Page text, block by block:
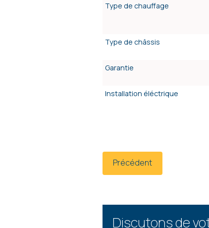
Type de chauffage
Type de châssis
Garantie
Installation éléctrique
Précédent
Discutons de